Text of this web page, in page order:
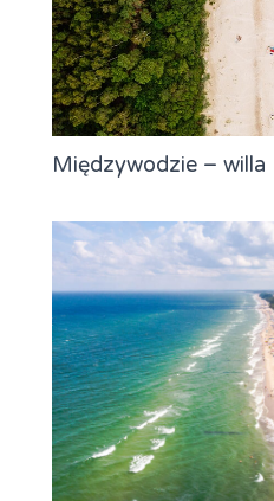
Międzywodzie – willa